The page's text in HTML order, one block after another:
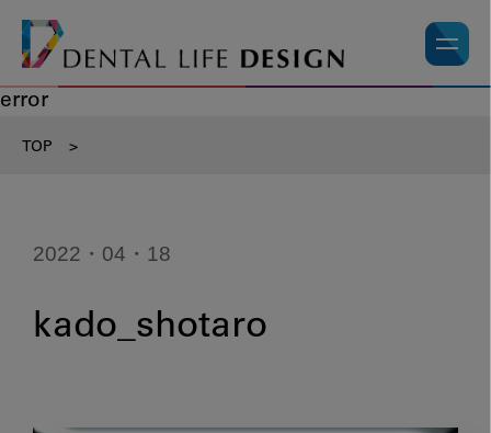
error
TOP >
2022・04・18
kado_shotaro